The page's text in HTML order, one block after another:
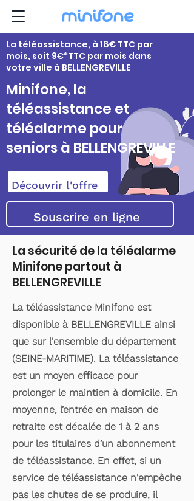
La téléassistance, à 18€ TTC par
mois, soit 9€*TTC par mois dans
votre ville à BELLENGREVILLE
Minifone, la
téléassistance et
téléalarme pour
seniors à BELLENGREVILLE
Découvrir l'offre
Souscrire en ligne
La sécurité de la téléalarme
Minifone partout à
BELLENGREVILLE
La téléassistance Minifone est
disponible à BELLENGREVILLE ainsi
que sur l'ensemble du département
(SEINE-MARITIME). La téléassistance
est un moyen efficace pour
prolonger le maintien à domicile. En
moyenne, l’entrée en maison de
retraite est décalée de 1 à 2 ans
pour les titulaires d’un abonnement
de téléassistance. En effet, si un
service de téléassistance n'empêche
pas les chutes de se produire, il